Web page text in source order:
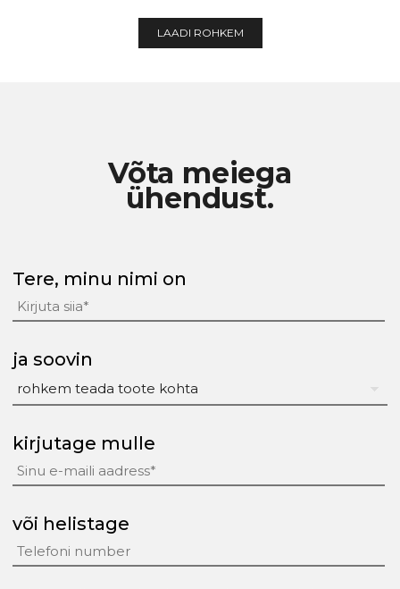
LAADI ROHKEM
Võta meiega
ühendust.
Tere, minu nimi on
ja soovin
kirjutage mulle
või helistage